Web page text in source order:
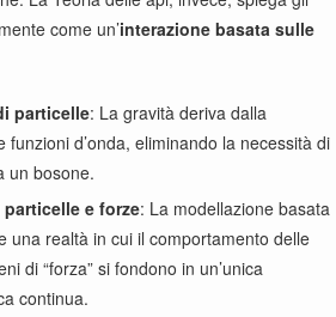
come un’interazione basata sulle
particelle: La gravità deriva dalla
funzioni d’onda, eliminando la necessità di
un bosone.
e forze: La modellazione basata
una realtà in cui il comportamento delle
di “forza” si fondono in un’unica
continua.